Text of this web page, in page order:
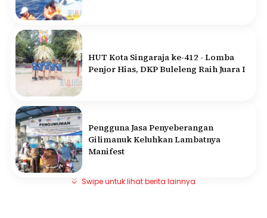
HUT Kota Singaraja ke-412 - Lomba
Penjor Hias, DKP Buleleng Raih Juara I
Pengguna Jasa Penyeberangan
Gilimanuk Keluhkan Lambatnya
Manifest
Swipe untuk lihat berita lainnya